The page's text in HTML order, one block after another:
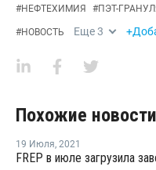
#НЕФТЕХИМИЯ #ПЭТ-
#НОВОСТЬ Еще3
Похожие новости
19 Июля, 2021